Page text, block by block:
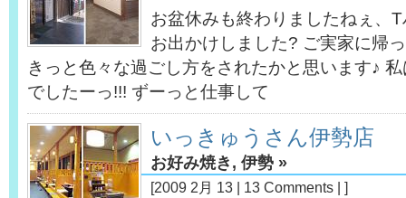
お盆休みも終わりましたねぇ、
お出かけしました? ご実家に帰
きっと色々な過ごし方をされたかと思います♪
でしたーっ!!! ずーっと仕事して
いっきゅうさん伊勢店
お好み焼き , 伊勢 »
[2009 2月 13 | 13 Comments | ]